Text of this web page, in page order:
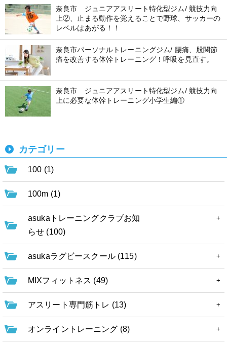
奈良市 ジュニアアスリート特化型ジム/ 競技力向
上②、止まる動作を覚えることで野球、サッカーの
レベルはあがる！！
奈良市パーソナルトレーニングジム/ 腰痛、股関節
痛を改善する体幹トレーニング！呼吸を見直す。
奈良市 ジュニアアスリート特化型ジム/ 競技力向
上に必要な体幹トレーニング小学生編①
カテゴリー
100 (1)
100m (1)
asukaトレーニングクラブお知
らせ (100)
asukaラグビースクール (115)
MIXフィットネス (49)
アスリート専門筋トレ (13)
オンライントレーニング (8)